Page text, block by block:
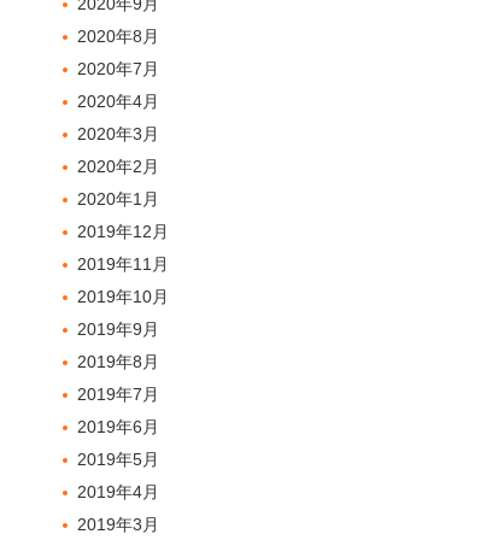
2020年8月
2020年7月
2020年4月
2020年3月
2020年2月
2020年1月
2019年12月
2019年11月
2019年10月
2019年9月
2019年8月
2019年7月
2019年6月
2019年5月
2019年4月
2019年3月